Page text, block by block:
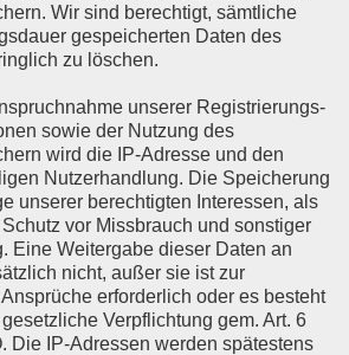
Wir sind berechtigt, sämtliche
gespeicherten Daten des
zu löschen.
unserer Registrierungs-
sowie der Nutzung des
wird die IP-Adresse und den
Nutzerhandlung. Die Speicherung
unserer berechtigten Interessen, als
vor Missbrauch und sonstiger
Eine Weitergabe dieser Daten an
nicht, außer sie ist zur
erforderlich oder es besteht
Verpflichtung gem. Art. 6
Die IP-Adressen werden spätestens